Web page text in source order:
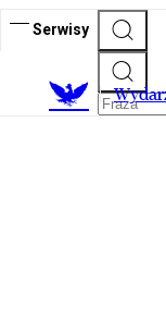
Serwisy